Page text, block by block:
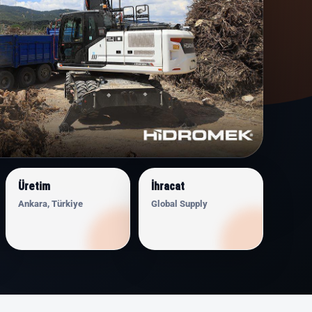
Üretim
Ankara, Türkiye
İhracat
Global Supply